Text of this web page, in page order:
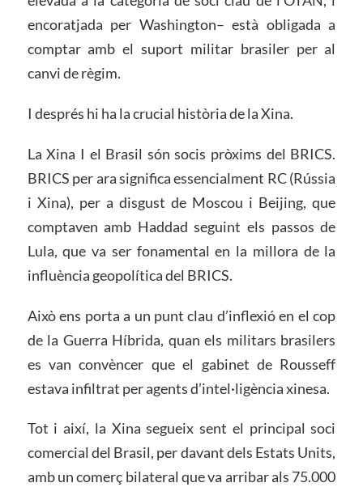
encoratjada per Washington– està obligada a
comptar amb el suport militar brasiler per al
canvi de règim.
I després hi ha la crucial història de la Xina.
La Xina I el Brasil són socis pròxims del BRICS.
BRICS per ara significa essencialment RC (Rússia
i Xina), per a disgust de Moscou i Beijing, que
comptaven amb Haddad seguint els passos de
Lula, que va ser fonamental en la millora de la
influència geopolítica del BRICS.
Això ens porta a un punt clau d’inflexió en el cop
de la Guerra Híbrida, quan els militars brasilers
es van convèncer que el gabinet de Rousseff
estava infiltrat per agents d’intel·ligència xinesa.
Tot i així, la Xina segueix sent el principal soci
comercial del Brasil, per davant dels Estats Units,
amb un comerç bilateral que va arribar als 75.000